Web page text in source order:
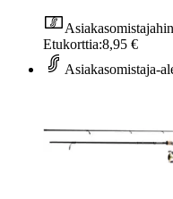
Etukorttia:8,95 €
Asiakasomistaja-